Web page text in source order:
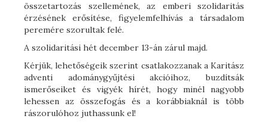
összetartozás szellemének, az emberi szolidaritás
érzésének erősítése, figyelemfelhívás a társadalom
peremére szorultak felé.
A szolidaritási hét december 13-án zárul majd.
Kérjük, lehetőségeik szerint csatlakozzanak a Karitász
adventi adománygyűjtési akcióihoz, buzdítsák
ismerőseiket és vigyék hírét, hogy minél nagyobb
lehessen az összefogás és a korábbiaknál is több
rászorulóhoz juthassunk el!